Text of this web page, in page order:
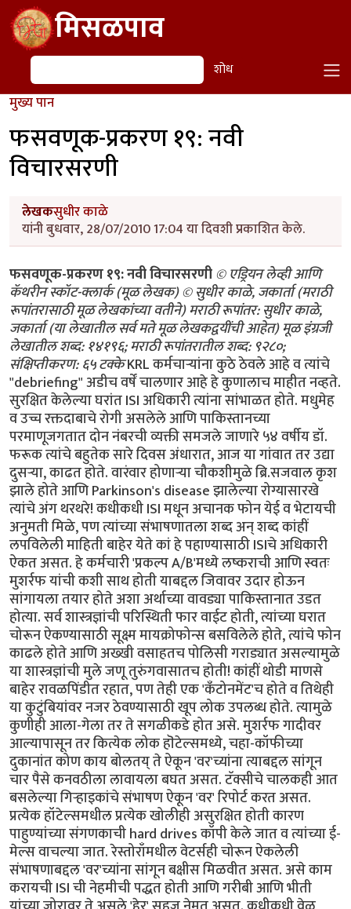
Skip to main contentमिसळपाव
शोध शोध
मुख्य पान
फसवणूक-प्रकरण १९: नवी
विचारसरणी
लेखकसुधीर काळे
यांनी बुधवार, 28/07/2010 17:04 या दिवशी प्रकाशित केले.
फसवणूक-प्रकरण १९: नवी विचारसरणी© एड्रियन लेव्ही आणि
कॅथरीन स्कॉट-क्लार्क (मूळ लेखक) © सुधीर काळे, जकार्ता (मराठी
रूपांतरासाठी मूळ लेखकांच्या वतीने) मराठी रूपांतर: सुधीर काळे,
जकार्ता (या लेखातील सर्व मते मूळ लेखकद्वयींची आहेत) मूळ इंग्रजी
लेखातील शब्द: १४१९६; मराठी रूपांतरातील शब्द: ९२८०;
संक्षिप्तीकरण: ६५ टक्केKRL कर्मचार्‍यांना कुठे ठेवले आहे व त्यांचे "debriefing" अडीच वर्षें चालणार आहे हे कुणालाच माहीत नव्हते. सुरक्षित केलेल्या घरांत ISI अधिकारी त्यांना सांभाळत होते. मधुमेह व उच्च रक्तदाबाचे रोगी असलेले आणि पाकिस्तानच्या परमाणूजगतात दोन नंबरची व्यक्ती समजले जाणारे ५४ वर्षीय डॉ. फरूक त्यांचे बहुतेक सारे दिवस अंधारात, आज या गांवात तर उद्या दुसर्‍या, काढत होते. वारंवार होणार्‍या चौकशीमुळे ब्रि.सजवाल कृश झाले होते आणि Parkinson's disease झालेल्या रोग्यासारखे त्यांचे अंग थरथरे! कधीकधी ISI मधून अचानक फोन येई व भेटायची अनुमती मिळे, पण त्यांच्या संभाषणातला शब्द अन् शब्द कांहीं लपविलेली माहिती बाहेर येते कां हे पहाण्यासाठी ISIचे अधिकारी ऐकत असत. हे कर्मचारी 'प्रकल्प A/B'मध्ये लष्कराची आणि स्वतः मुशर्रफ यांची कशी साथ होती याबद्दल जिवावर उदार होऊन सांगायला तयार होते अशा अर्थाच्या वावड्या पाकिस्तानात उडत होत्या. सर्व शास्त्रज्ञांची परिस्थिती फार वाईट होती, त्यांच्या घरात चोरून ऐकण्यासाठी सूक्ष्म मायक्रोफोन्स बसविलेले होते, त्यांचे फोन काढले होते आणि अख्खी वसाहतच पोलिसी गराड्यात असल्यामुळे या शास्त्रज्ञांची मुले जणू तुरुंगवासातच होती! कांहीं थोडी माणसे बाहेर रावळपिंडीत रहात, पण तेही एक 'कँटोनमेंट'च होते व तिथेही या कुटुंबियांवर नजर ठेवण्यासाठी खूप लोक उपलब्ध होते. त्यामुळे कुणीही आला-गेला तर ते सगळीकडे होत असे. मुशर्रफ गादीवर आल्यापासून तर कित्येक लोक हॊटेल्समध्ये, चहा-कॉफीच्या दुकानांत कोण काय बोलतय् ते ऐकून 'वर'च्यांना त्याबद्दल सांगून चार पैसे कनवठीला लावायला बघत असत. टॅक्सीचे चालकही आत बसलेल्या गिर्‍हाइकांचे संभाषण ऐकून 'वर' रिपोर्ट करत असत. प्रत्येक हॉटेल्समधील प्रत्येक खोलीही असुरक्षित होती कारण पाहुण्यांच्या संगणकाची hard drives कॉपी केले जात व त्यांच्या ई-मेल्स वाचल्या जात. रेस्तोराँमधील वेटर्सही चोरून ऐकलेली संभाषणाबद्दल 'वर'च्यांना सांगून बक्षीस मिळवीत असत. असे काम करायची ISI ची नेहमीची पद्धत होती आणि गरीबी आणि भीती यांच्या जोरावर ते असले 'हेर' सहज नेमत असत. कधीकधी वेळ लागे, पण ISI अधिकारी या भुकेल्या नागरिकांना वेठीला धरून काम करून घेत. KRL च्या परदेशी खरेदी विभागाचे प्रमुख असलेले डॉ. महंमद फरूक हे एक अतीशय साधे गृहस्थ होते. त्यांचे घरही साधे होते. पण त्यांचा मुलगा त्या दिवसात भीतीपोटी कुणाशी बोलतच नसे. घराबाहेरही जायची चोरी कारण वडिलांना भेटण्यासाठी ISI कडून कधी फोन येईल याचा भरवसा नसे[१]. डॉ. फरूक यांचे घर म्हणजे एक बेडौल आधुनिक बंगला होता. तिकडे एरवी कुणाचे लक्षही गेले नसते पण हल्ली तिथे फिक्या पिवळसर रंगाच्या कुर्त्यातले लोक गस्त घालायला उभे असल्यामुळे लक्ष जात असे. लेव्ही आणि स्कॉट-क्लार्कना या पुस्तकाच्या संदर्भात भेटायचे होते. कसेबसे त्यांचे सुपुत्र त्यांच्याशी बाहेरच येऊन बोलले कारण घर सारे मायक्रोफोन्सनी भरलेले होते. त्यांनी आपण स्वतः खूप घाबरल्याचे सांगितले. ते डॉक्टर होते त्यामुळे त्यांना रक्त पहायची संवय होती पण खानसाहेबांच्या अटकेमुळे त्यांना सगळ्यांनाच अतोनात त्रास होत होता व पाश्चात्य वृत्तपत्रांत येणार्‍या सर्व वार्ता सत्याचा विपर्यास करणार्‍या होत्या असे ते म्हणाले. त्यांचे वडील एक सज्जन कर्मचारी होते, कुठल्याही हेरगिरीत त्यांचा हात नव्हता व देशासाठी जे करायला लावले गेले ते त्यांनी केले पण तरीही त्यांना हा त्रास होत होता. एवढे कसेबसे बोलून ते लगबगीने आत गेले. ISI अधिकार्‍यांनी आपले काम चोख केले होते. सगळ्याच घरांमध्ये आणि सगळ्या पातळ्यांवर हीच परिस्थिती होती. अगदी सत्ताधीशांना जवळ असलेल्या शरीफुद्दिन पीरजादा यांच्यासारख्यांनाही खानसाहेबांबद्दल बोलायची हिम्मत नव्हती. हुमायून गौहर हे प्रसिद्ध संपादकही प्रत्येक शब्द तोलून-मापून बोलत. पाकिस्तानमध्ये हे फार तणावाचे व क्लेशदायक दिवस आहेत असे सांगून ते इतर बिनमहत्वाच्या विषयांकडे वळले. 'हे लष्करी लोक जीव घ्यायलाही मागे-पुढे पहाणार नाहींत' असे सांगून बेनझीरबाई म्हणाल्या कीं अजूनही आंतरराष्ट्रीय समाज त्यांच्या शब्दावर विश्वास ठेवायला तयार नव्हता, उलट असे बोलल्याबद्दल त्यांनाच वेड्यात काढत होता असेही त्या म्हणाल्या[२]. खानसाहेबांचे कराचीतील मानसोपचारतज्ञ डॉ.अहमद यांच्याबरोबरचे संबंधही पूर्णपणे तुटले होते कारण भरपूर देणग्या देऊन त्यांनी स्वतःची अध्यक्ष म्हणून नेमणूक करून घेतली होती व लष्करी सैनिकांसह त्यांच्या बंधूंनी तिथे येऊन डॉ.अहमदना त्यांच्या नर्सेस व इतर अधिकार्‍यांसह बाहेर काढले होते. डॉ.अहमदनी खानसाहेबांच्याविरुद्ध कोर्टात खटला दाखल केला होता व त्याला खूपच (कु)प्रसिद्धी मिळाली होती. पण जानेवारी २००४च्या खानसाहेबांच्या अटकेनंतर ISI अधिकारी डॉ.अहमदना भेटले व त्यांना सांगितले कीं त्यांच्या खटल्यामुळे सरकार, मुशर्रफ आणि खानसाहेबांच्यात दिलजमाई होत नसून त्यांनी डॉ.अहमदना धीर ठेवायला, गप्प बसायला आणि आपला खटला मागे घ्यायला सांगून खानसाहेबांच्या बरोबरचे त्यांच्या सार्‍या समस्यांचे निवारण होईल असे आश्वासन दिले. खानसाहेबांनी कमावलेला सारा पैसा सोन्याच्या रूपात दुबईच्या ARY Bankमध्ये असून डॉ.अहमदनी धीराने घावे असा सल्ला देऊन ते गेले. डॉ.अहमदनी खटला मागे घेतला नाहीं. त्यांच्यावरचा दबाव वाढविण्यासाठी ISI अधिकारी खानसाहेबांचे मित्र असलेल्या 'डॉन' वृत्तपत्राच्या एका ज्येष्ठ संपादकाकडे गेले. याने जिद्दीने खानसाहेबांविरुद्धच्या खटल्याला प्रसिद्धी देणे चालू ठेवले होते. त्यांना 'डॉन'ने तडकाफडकी नोकरीवरून कमी केले[३]. मुशर्रफनी खानसाहेब प्रकरणातले सगळे मोहरे पोतडीत बंद केले होते कीं खानसाहेबांचे आणि त्यांच्या सहकार्‍यांची मुस्कटदाबी केल्यावर पाश्चात्य राष्ट्रे ही भानगड आणि त्यातला लष्कराचा सहभाग विसरून जातील. लष्कराची अधिकृत भूमिका होती कीं KRL अधिकारी अटकेत आहेत, खानसाहेब आणि त्यांचे वैयक्तिक जाळे नष्ट करण्यात आले आहे आणि आणखी कुणाला अटक करण्याची जरूरी नाहीं. आणखी ज्यांची नांवे घेण्यात येत होती त्या व्यक्ती हयातच नव्हत्या. त्यात डॉ. जाफर नियाझी (जुल्फिकार भुत्तोंचे राजकीय सल्लागार) आणि ज.इम्तियाज अहमद (त्यांचे लष्करी सचीव) हे दोघे सुद्धा होते. हे दोघे बेनझीरबाईंचेही मदतनीस होते आणि इराणला परमाणू तंत्रज्ञान विकण्याचा बाईंनी आग्रह धरला होता असा आरोपही त्यांच्यावर केला जात होता. (तो आरोप बेनझीरबाईंनी साफ धुडकावून लावला होता.) पाश्चात्य राष्ट्रांना काळजी होती अण्वस्त्रप्रसाराची आणि तो जर थांबवला गेला असेल तर त्यांना खानसाहेब आणि त्यांचे सहकार्‍यांच्या अटकांबाबतीत कांहींच स्वारस्य नव्हते. यात आर्मिटेज-मुशर्रफ कराराद्वारां अमेरिकेने अग्रणी भूमिका घेतली होती व त्यानुसार मुशर्रफनी अमेरिकेला खानसाहेबांची चौकशी करण्यास मोकळीक दिली होती (अर्थात् ISI द्वारा!) पण त्यानंतरच्या सहा महिन्यात ब्रिटिश गुप्तहेरसंघटना, IAEA आणि अमेरिकेच्या अण्वस्त्रप्रसारविरोधी विभागातील अधिकार्‍यांनुसार मुशर्रफ आपल्या वचनाला जागत नव्हते. खानसाहेब नाहींसे झाले होते व त्यांना मध्यस्थांकडून विचारल्या गेलेल्या प्रश्नांची उत्तरे मिळत नव्हती. परराष्ट्रमंत्रालयातील खानसाहेबांच्या चौकशीतील एक महत्वपूर्ण आधिकारी आइनहॉर्न म्हणाले कीं खानसाहेबांना व त्यांच्या सहकार्‍यांना गृहकैद झाल्यापासून त्यांना पाकिस्तानकडून कांहींच महत्वाची माहिती मिळाली नव्हती. खानसाहेबांच्यासारखे महत्वाचे लोक अमेरिकनांपासून दूरच ठेवले जात होते. अमेरिकन अधिकारी आपल्या प्रश्नांची यादी घेऊन उभे होते आणि त्यांचे आवडते मित्रराष्ट्र त्यांच्याकडे ढुंकूनही पहात नव्हते. थोड्याशा अवधीनंतर मुशर्रफनी सार्‍या 'खान चौकशी'लाच वाटाण्याच्या अक्षता लावल्या! पाकिस्तान सरकारने जाहीर करून टाकले कीं चौकशी संपली असून सर्व गोष्टींची शहानिशा करण्यात आली आहे. मे २००६ मध्ये परराष्ट्रमंत्रालयाच्या प्रवक्त्या तस्नीम अस्लम म्हणाल्या कीं अमेरिकन सरकार व IAEA पाकिस्तानने ज्या तर्‍हेने हा मुद्दा हाताळला त्यावर संतुष्ट असून सरकारला याहून जास्त कांहींही उघड करायचे नव्हते! थोडक्यात एका वारात मुशर्रफनी 'प्रकल्प A/B'ची प्रगती रोखली होती! ना भूतो न भविष्यति या स्तरावर ३० वर्षे सतत चालविलेले खरेदी आणि अण्वस्त्रप्रसाराचे जाळे, हजारो शास्त्रज्ञ, मध्यस्थ, दलाल, माल पुरवणारे, निर्यात करणारे, आयात करणारे या सर्वांच्यासाठी या १०-१२ जणांना बळी देऊन मुशर्रफ मोकळे झाले. अमेरिकेच्या कायद्यांच्या आणि त्यांच्या गुप्तहेरकात्यांच्या कक्षेबाहेर ठेवण्यासाठीच जणूं अटक झालेल्या सर्व KRL कर्मचार्‍यांना आयुष्यभर गृहकैदेची शिक्षा दिली गेली! तस्नीम अस्लमनी कबूल केले कीं जरी तांत्रिक दृष्ट्या डॉ. फरूक हे स्थानबद्धतेतून सोडले गेलेले खानसाहेबांच्या सहकार्‍यांमधील शेवटचे कर्मचारी असले तरी उरलेल्या आयुष्यात ते कधीही ISI च्या सोबतीशिवाय घराबाहेर पडू शकणार नव्हते! पाकिस्तानने या कर्मचार्‍यांवर कुठलेही धड आरोप ठेवले नाहींत, अमेरिकेला त्यांच्या चौकशीबद्दल कुठलीही गुप्त माहिती दिली नाहीं. गालुच्ची[४] चकितच झाले. अमेरिकेच्या पाकिस्तानी मित्राने द्रोह केला होता व त्याचा राग येणे सहाजिकच होते आणि तसा राग युरोपियन राष्ट्रें, इस्रायल व भारताला आलाही. पण ते बुश-४३ सरकारला सोयीचे होते कारण मुशर्रफना वाचवून त्यांना एका नव्या राजवटीविरुद्ध वापरायचे होते. . ती राजवट होती नरसंहारक्षम शस्त्रास्त्रसज्ज इराण. त्या राष्ट्राला ही शस्त्रें मिळाली होती व ती माहिती त्यांना खानसाहेबांच्याकडून मिळाली असे दाखवायचे नव्हते कारण खानसाहेबांचेच राष्ट्र (पाकिस्तान) त्यांच्या दहशतवादाविरुद्धच्या युद्धात साथीदार होते. व असे कबूल करून बुशना त्यांचे लक्ष विचलित होऊ द्यायचे नव्हते. अमेरिकेने खानसाहेबांच्या टोळक्याला व त्यांच्या लष्करी नियंत्रकांना जणू मुक्तच केले होते आणि आपला मोर्चा इराणकडे वळविला होता. आणि हे करताना तेथील मुरब्बी मुत्सद्द्यांना आणि अनुभवी शस्त्रास्त्रतज्ञांना बाहेर काढून परराष्ट्रमंत्रालयाची जणू 'सफाई'च केली होती व त्यांच्या जागी सरकारच्या आक्रमक धोरणाची री ओढणार्‍या नवशिक्यांना नेमले होते. पहिली कांहीं वर्षें बुश-४३ सरकारला अण्वस्त्रप्रसारविरोधाचा भक्कम आधार मिळाला होता, पण खानसाहेबांची चौकशी गुंडाळून टाकली तेंव्हापर्यंत ते धोरण कधीच मृत्यू पावले होते. २००१मध्ये जेंव्हां बोल्टनना 'शस्त्रास्त्रनियमन आणि आंतरराष्ट्रीय सुरक्षा'विभागाचे उपपरराष्ट्रमंत्री या नात्याने परराष्ट्रमंत्रालयात घुसवण्यात आले तेंव्हां त्याला कोलिन पॉवेल व इतर अनुभवी अधिकार्‍यांचा विरोध होता. कारण त्यांना हा बदल म्हणजे परराष्ट्रमंत्रालयाला 'व्हाईट हाऊस'ची बटीक बनविण्याचा प्रयत्न वाटला होता. बुश-४३चे शस्त्रकपात विभागाचे फिरते मुत्सद्दी नॉर्म वुल्फ यांच्या आठवणीनुसार बोल्टन हे पॉवेल यांची या जागेसाठीची पहिली निवड नव्हते. त्यामुळे ते बोल्टनना टाळून थेट वुल्फ यांच्याशीच बोलायचे. पण आपल्याशी विरोध करणार्‍यांची पदावनती करून बुश-४३ यांच्या समर्थकांना पदोन्नती देण्याबद्दल बोल्टन यांची ख्याती होती. बोल्टन यांचे परराष्ट्रमंत्रालयात आगमन झाले तेंव्हां शस्त्रास्त्रनियमनाच्या कार्यपद्धतींच्या मोठ्या प्रमाणावरील पुनर्रचनेला दोन वर्षें झाली होती. त्यानुसार ACDAचे[५]'शस्त्रास्त्रनियमन', अण्वस्त्रप्रसारविरोध आणि 'सत्यान्वेषण व पालन' असे तीन उपविभाग करण्यात आले होते. बोल्टन नेहमी जाहीरपणे बोलत कीं त्यांच्या लेखी अमेरिकेच्या आंतरराष्ट्रीय कारारांना व IAEAसारख्या आंतरराष्ट्रीय संघटनांना फारशी किंमत नव्हती. त्यामुळे अण्वस्त्रप्रसारविरोधी करार व त्यावर नजर ठेवणार्‍या संघटनांमधील दोष शोधणार्‍या सत्यान्वेषण उपविभागाच्या प्रमुखांशीच त्यांची गट्टी जमली. बोल्टन यांच्या या स्वभावामुळे या तीन्ही उपविभागात संघर्षमय वातावरण असे. ती वेळ अशी होती कीं इराण व उ.कोरिया यांच्या परमाणू प्रकल्पांचा सतत मागोवा घेणे, पाकिस्तानमधील "प्रकल्प A/B" गुंडाळून टाकणे आणि आर्मिटेज यांच्या